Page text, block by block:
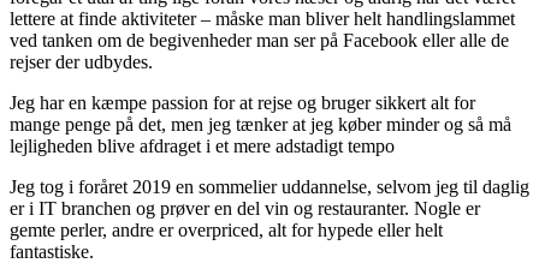
lettere at finde aktiviteter – måske man bliver helt handlingslammet
ved tanken om de begivenheder man ser på Facebook eller alle de
rejser der udbydes.
Jeg har en kæmpe passion for at rejse og bruger sikkert alt for
mange penge på det, men jeg tænker at jeg køber minder og så må
lejligheden blive afdraget i et mere adstadigt tempo
Jeg tog i foråret 2019 en sommelier uddannelse, selvom jeg til daglig
er i IT branchen og prøver en del vin og restauranter. Nogle er
gemte perler, andre er overpriced, alt for hypede eller helt
fantastiske.